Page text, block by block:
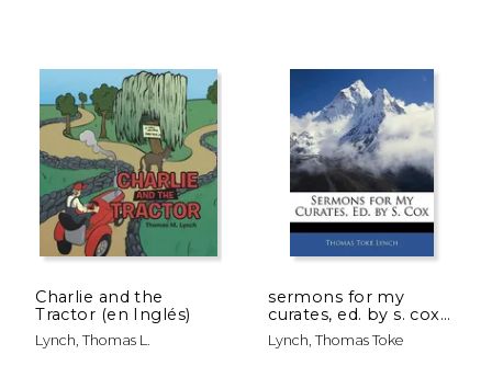
Charlie and the
Tractor (en Inglés)
Lynch, Thomas L.
sermons for my
curates, ed. by s. cox
(en Inglés)
Lynch, Thomas Toke